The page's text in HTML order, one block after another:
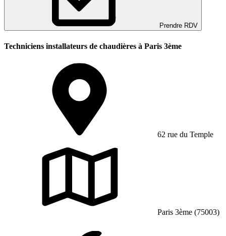
Prendre RDV
Techniciens installateurs de chaudières à Paris 3ème
62 rue du Temple
Paris 3ème (75003)